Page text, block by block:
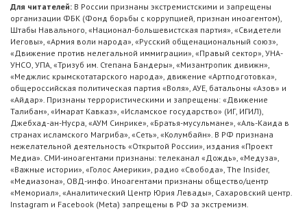
Для читателей: В России признаны экстремистскими и запрещены
организации ФБК (Фонд борьбы с коррупцией, признан иноагентом),
Штабы Навального, «Национал-большевистская партия», «Свидетели
Иеговы», «Армия воли народа», «Русский общенациональный союз»,
«Движение против нелегальной иммиграции», «Правый сектор», УНА-
УНСО, УПА, «Тризуб им. Степана Бандеры», «Мизантропик дивижн»,
«Меджлис крымскотатарского народа», движение «Артподготовка»,
общероссийская политическая партия «Воля», АУЕ, батальоны «Азов» и
«Айдар». Признаны террористическими и запрещены: «Движение
Талибан», «Имарат Кавказ», «Исламское государство» (ИГ, ИГИЛ),
Джебхад-ан-Нусра, «АУМ Синрике», «Братья-мусульмане», «Аль-Каида в
странах исламского Магриба», «Сеть», «Колумбайн». В РФ признана
нежелательной деятельность «Открытой России», издания «Проект
Медиа». СМИ-иноагентами признаны: телеканал «Дождь», «Медуза»,
«Важные истории», «Голос Америки», радио «Свобода», The Insider,
«Медиазона», ОВД-инфо. Иноагентами признаны общество/центр
«Мемориал», «Аналитический Центр Юрия Левады», Сахаровский центр.
Instagram и Facebook (Metа) запрещены в РФ за экстремизм.